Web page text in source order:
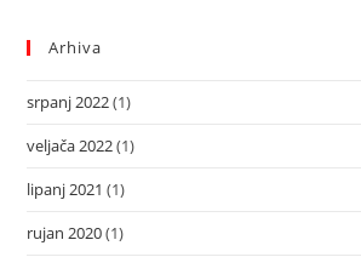
Arhiva
srpanj 2022(1)
veljača 2022(1)
lipanj 2021 (1)
rujan 2020(1)